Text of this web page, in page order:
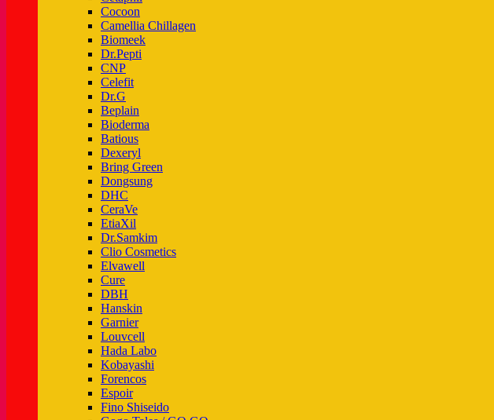
Cocoon
Camellia Chillagen
Biomeek
Dr.Pepti
CNP
Celefit
Dr.G
Beplain
Bioderma
Batious
Dexeryl
Bring Green
Dongsung
DHC
CeraVe
EtiaXil
Dr.Samkim
Clio Cosmetics
Elvawell
Cure
DBH
Hanskin
Garnier
Louvcell
Hada Labo
Kobayashi
Forencos
Espoir
Fino Shiseido